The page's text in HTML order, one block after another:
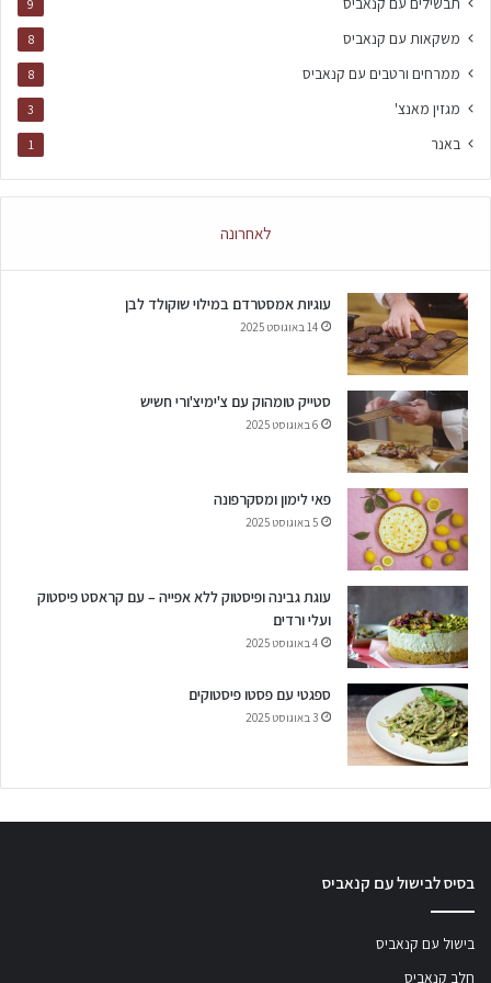
9
משקאות עם קנאביס 8
ממרחים ורטבים עם קנאביס 8
מגזין מאנצ' 3
באנר 1
לאחרונה
עוגיות אמסטרדם במילוי שוקולד לבן
14 באוגוסט 2025
סטייק טומהוק עם צ'ימיצ'ורי חשיש
6 באוגוסט 2025
פאי לימון ומסקרפונה
5 באוגוסט 2025
עוגת גבינה ופיסטוק ללא אפייה – עם קראסט פיסטוק
ועלי ורדים
4 באוגוסט 2025
ספגטי עם פסטו פיסטוקים
3 באוגוסט 2025
בסיס לבישול עם קנאביס
בישול עם קנאביס
חלב קנאביס